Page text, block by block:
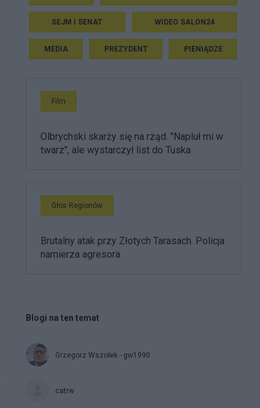
SEJM I SENAT WIDEO SALON24
MEDIA PREZYDENT PIENIĄDZE
Film
Olbrychski skarży się na rząd. "Napluł mi w
twarz", ale wystarczył list do Tuska
Głos Regionów
Brutalny atak przy Złotych Tarasach. Policja
namierza agresora
Blogi na ten temat
Grzegorz Wszołek - gw1990
catrw